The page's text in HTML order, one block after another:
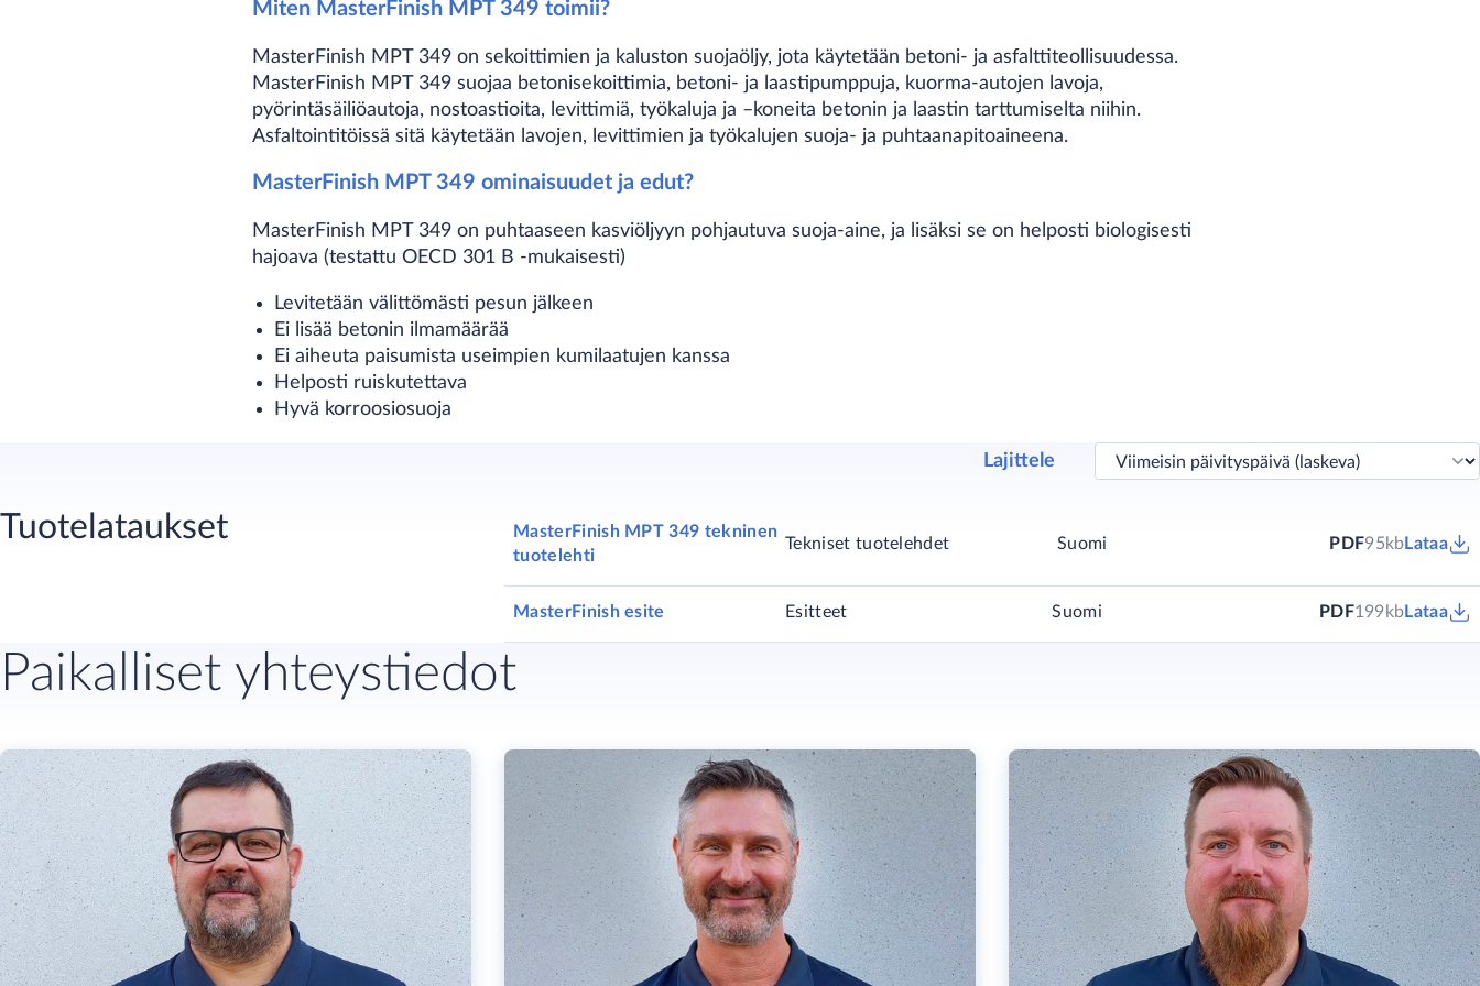
Miten MasterFinish MPT 349 toimii?
MasterFinish MPT 349 on sekoittimien ja kaluston suojaöljy, jota käytetään betoni- ja asfalttiteollisuudessa.
MasterFinish MPT 349 suojaa betonisekoittimia, betoni- ja laastipumppuja, kuorma-autojen lavoja,
pyörintäsäiliöautoja, nostoastioita, levittimiä, työkaluja ja –koneita betonin ja laastin tarttumiselta niihin.
Asfaltointitöissä sitä käytetään lavojen, levittimien ja työkalujen suoja- ja puhtaanapitoaineena.
MasterFinish MPT 349 ominaisuudet ja edut?
MasterFinish MPT 349 on puhtaaseen kasviöljyyn pohjautuva suoja-aine, ja lisäksi se on helposti biologisesti
hajoava (testattu OECD 301 B -mukaisesti)
Levitetään välittömästi pesun jälkeen
Ei lisää betonin ilmamäärää
Ei aiheuta paisumista useimpien kumilaatujen kanssa
Helposti ruiskutettava
Hyvä korroosiosuoja
Lajittele
Tuotelataukset
MasterFinish MPT 349 tekninen
tuotelehti
Tekniset tuotelehdet Suomi PDF95kbLataa
MasterFinish esite Esitteet Suomi PDF199kbLataa
Paikalliset yhteystiedot